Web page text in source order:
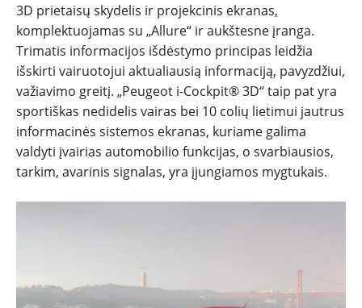
3D prietaisų skydelis ir projekcinis ekranas,
komplektuojamas su „Allure“ ir aukštesne įranga.
Trimatis informacijos išdėstymo principas leidžia
išskirti vairuotojui aktualiausią informaciją, pavyzdžiui,
važiavimo greitį. „Peugeot i-Cockpit® 3D“ taip pat yra
sportiškas nedidelis vairas bei 10 colių lietimui jautrus
informacinės sistemos ekranas, kuriame galima
valdyti įvairias automobilio funkcijas, o svarbiausios,
tarkim, avarinis signalas, yra įjungiamos mygtukais.